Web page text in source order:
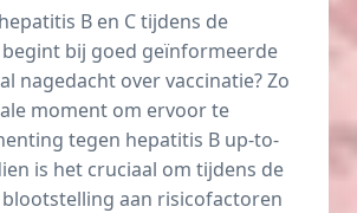
B en C tijdens de
bij goed geïnformeerde
nagedacht over vaccinatie? Zo
moment om ervoor te
tegen hepatitis B up-to-
is het cruciaal om tijdens de
aan risicofactoren